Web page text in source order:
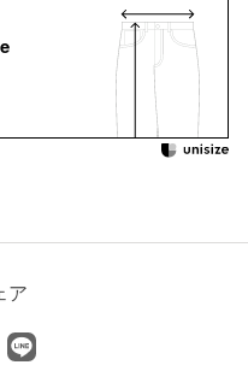
どをより追求したハイエン
「洗濯表示」がございます
商品と色味、仕様、加工、
ざいます。
ARROWS各店舗ま
ア